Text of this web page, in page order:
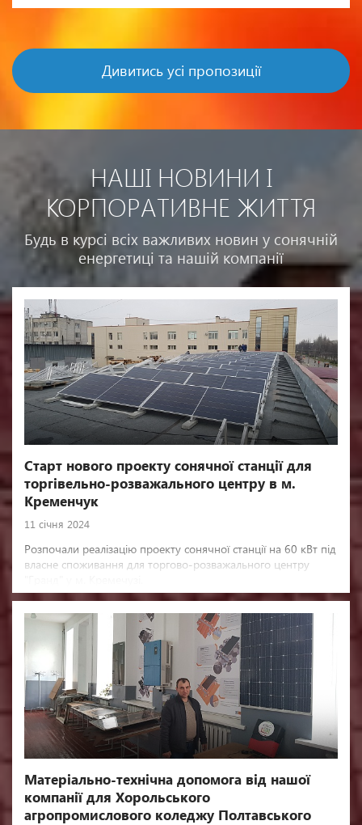
Дивитись усі пропозиції
НАШІ НОВИНИ І
КОРПОРАТИВНЕ ЖИТТЯ
Будь в курсі всіх важливих новин у сонячній
енергетиці та нашій компанії
Старт нового проекту сонячної станції для
торгівельно-розважального центру в м.
Кременчук
11 січня 2024
Розпочали реалізацію проекту сонячної станції на 60 кВт під
власне споживання для торгово-розважального центру
Матеріально-технічна допомога від нашої
компанії для Хорольського
агропромислового коледжу Полтавського